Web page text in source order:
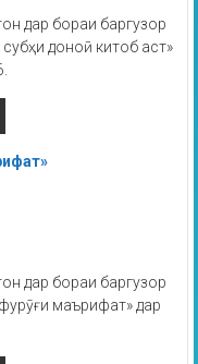
дар бораи баргузор
доноӣ китоб аст»
дар бораи баргузор
маърифат» дар